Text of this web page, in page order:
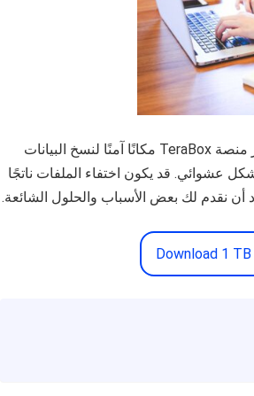
باعتبارها منصة تخزين سحابية آمنة وموثوقة، توفر منصة TeraBox مكانًا آمنًا لنسخ البيانات
عشوائي. قد يكون اختفاء الملفات ناتجًا
نقدم لك بعض الأسباب والحلول الشائعة.
Download 1